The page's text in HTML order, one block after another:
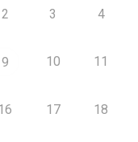
2 3 4
9 10 11
17 18